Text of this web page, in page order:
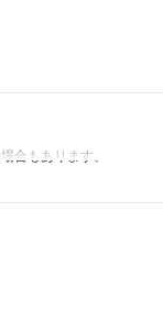
合もあります。